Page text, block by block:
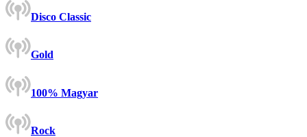
Disco Classic
Gold
100% Magyar
Rock